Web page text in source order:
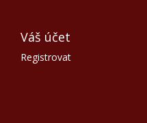
Váš účet
Registrovat